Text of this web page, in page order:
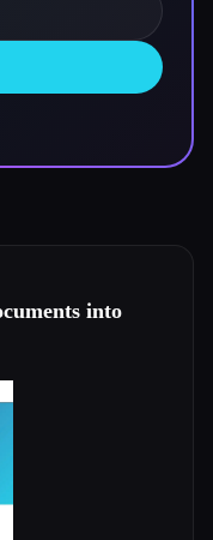
into